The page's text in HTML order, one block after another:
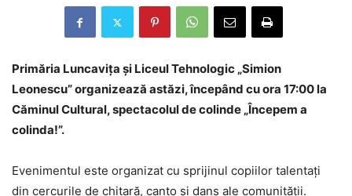
Primăria Luncavița și Liceul Tehnologic „Simion
Leonescu” organizează astăzi, începând cu ora 17:00 la
Căminul Cultural, spectacolul de colinde „Începem a
colinda!”.
Evenimentul este organizat cu sprijinul copiilor talentați
din cercurile de chitară, canto și dans ale comunității.